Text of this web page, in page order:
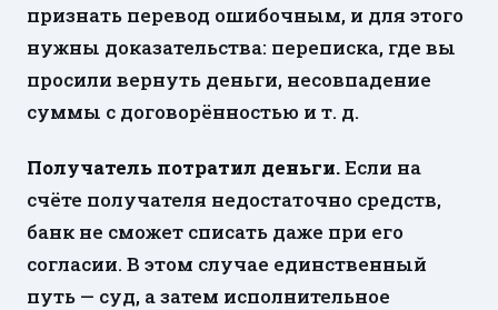
признать перевод ошибочным, и для этого
нужны доказательства: переписка, где вы
просили вернуть деньги, несовпадение
суммы с договорённостью и т. д.
Получатель потратил деньги.Если на
счёте получателя недостаточно средств,
банк не сможет списать даже при его
согласии. В этом случае единственный
путь — суд, а затем исполнительное